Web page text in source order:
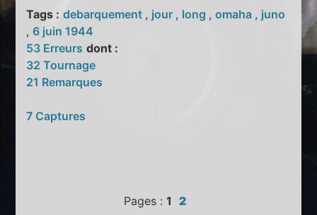
Tags : debarquement , jour , long ,omaha , juno
,6 juin 1944
53 Erreurs dont :
32 Tournage
21 Remarques
7 Captures
Pages : 1 2